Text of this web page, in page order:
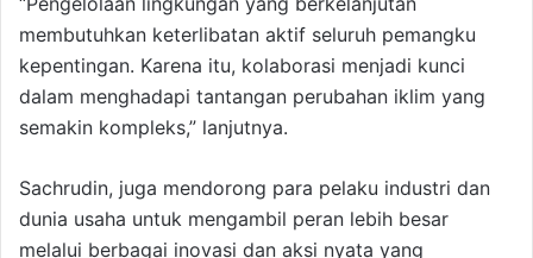
membutuhkan keterlibatan aktif seluruh pemangku
kepentingan. Karena itu, kolaborasi menjadi kunci
dalam menghadapi tantangan perubahan iklim yang
semakin kompleks,” lanjutnya.
Sachrudin, juga mendorong para pelaku industri dan
dunia usaha untuk mengambil peran lebih besar
melalui berbagai inovasi dan aksi nyata yang